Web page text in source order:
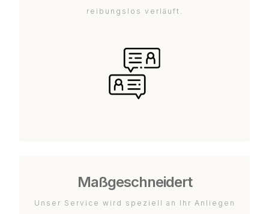
reibungslos verläuft.
Maßgeschneidert
Unser Service wird speziell an Ihr Anliegen